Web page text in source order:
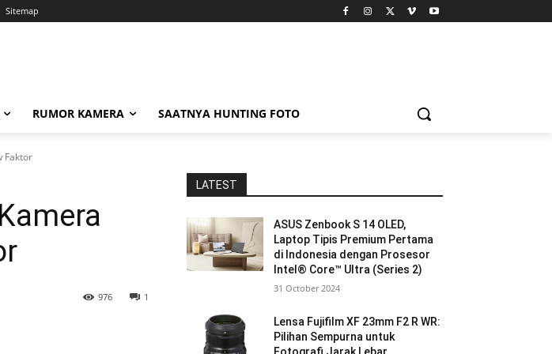
Sitemap
RUMOR KAMERA SAATNYA HUNTING FOTO
Faktor
1
976
LATEST
ASUS Zenbook S 14 OLED,
Laptop Tipis Premium Pertama
di Indonesia dengan Prosesor
Intel® Core™ Ultra (Series 2)
31 October 2024
Lensa Fujifilm XF 23mm F2 R WR:
Pilihan Sempurna untuk